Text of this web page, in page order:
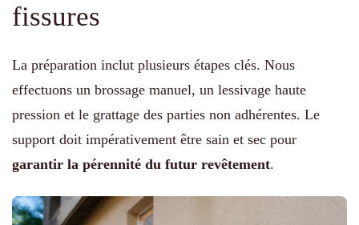
fissures
La préparation inclut plusieurs étapes clés. Nous
effectuons un brossage manuel, un lessivage haute
pression et le grattage des parties non adhérentes. Le
support doit impérativement être sain et sec pour
garantir la pérennité du futur revêtement.